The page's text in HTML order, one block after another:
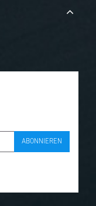
ABONNIEREN